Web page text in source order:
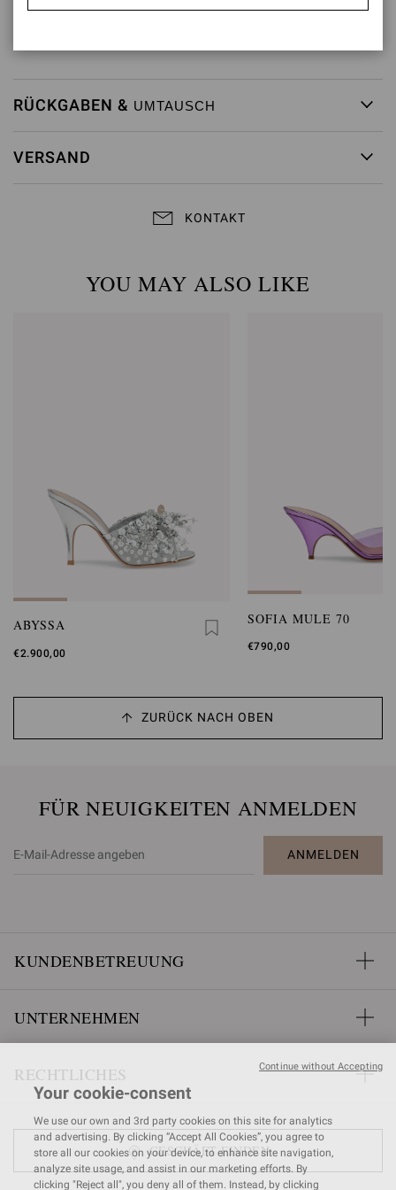
RÜCKGABEN & UMTAUSCH
VERSAND
KONTAKT
YOU MAY ALSO LIKE
ABYSSA
€2.900,00
SOFIA MULE 70
€790,00
ZURÜCK NACH OBEN
FÜR NEUIGKEITEN ANMELDEN
ANMELDEN
KUNDENBETREUUNG
UNTERNEHMEN
RECHTLICHES
GESCHÄFT FINDEN
Your cookie-consent
We use our own and 3rd party cookies on this site for analytics
and advertising. By clicking “Accept All Cookies”, you agree to
store all our cookies on your device, to enhance site navigation,
analyze site usage, and assist in our marketing efforts. By
clicking "Reject all", you deny all of them. Instead, by clicking
Continue without Accepting